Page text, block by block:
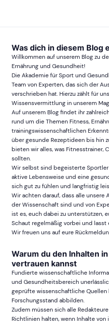
Was dich in diesem Blog
Willkommen auf unserem Blog zu
Ernährung und Gesundheit!
Die Akademie für Sport und
Team von Experten, das sich der
verschrieben hat. Hierzu zählt für
Wissensvermittlung in unserem
Auf unserem Blog findet ihr
rund um die Themen Fitness,
trainingswissenschaftlichen
über gesunde Rezeptideen bis hin
bieten wir alles, was Fitnesstrainer,
sollten.
Wir selbst sind begeisterte
aktive Lebensweise und eine
sich gut zu fühlen und langfristig
Wir achten darauf, dass alle unsere
der Wissenschaft sind und von
ist es, euch dabei zu unterstützen,
Schaut regelmäßig vorbei und lasst
Wir freuen uns auf eure
Warum du den Inhalten
vertrauen kannst
Fundierte wissenschaftliche
und Gesundheitsbereich
geprüfte wissenschaftliche Quellen
Forschungsstand abbilden.
Zudem müssen sich alle
Richtlinien halten, wenn Inhalte